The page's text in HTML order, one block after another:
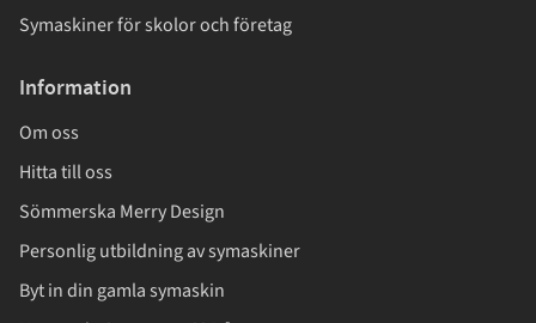
Symaskiner för skolor och företag
Information
Om oss
Hitta till oss
Sömmerska Merry Design
Personlig utbildning av symaskiner
Byt in din gamla symaskin